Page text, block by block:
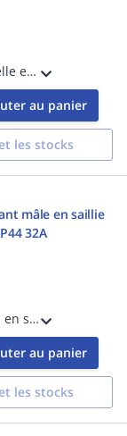
Prise de courant femelle en saillie 380V 3P+T+N 32A, position Terre 6h (rouge), raccordement à visser, degré IP67
au panier
les stocks
mâle en saillie
32A
Prise de courant mâle en saillie coudée, 3P+T+N 380V 32A, position Terre 6h (rouge), raccordement à visser, degré IP44
au panier
les stocks